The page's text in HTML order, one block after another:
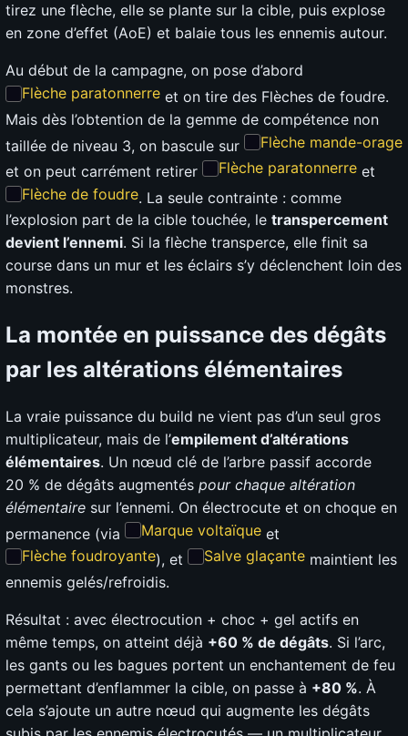
tirez une flèche, elle se plante sur la cible, puis explose
en zone d’effet (AoE) et balaie tous les ennemis autour.
Au début de la campagne, on pose d’abord
Flèche paratonnerre et on tire des Flèches de foudre.
Mais dès l’obtention de la gemme de compétence non
taillée de niveau 3, on bascule sur
Flèche mande-orage
et on peut carrément retirer
Flèche paratonnerre et
Flèche de foudre. La seule contrainte : comme
l’explosion part de la cible touchée, le transpercement
devient l’ennemi. Si la flèche transperce, elle finit sa
course dans un mur et les éclairs s’y déclenchent loin des
monstres.
La montée en puissance des dégâts
par les altérations élémentaires
La vraie puissance du build ne vient pas d’un seul gros
multiplicateur, mais de l’empilement d’altérations
élémentaires. Un nœud clé de l’arbre passif accorde
20 % de dégâts augmentés pour chaque altération
élémentaire sur l’ennemi. On électrocute et on choque en
permanence (via
Marque voltaïque et
Flèche foudroyante), et Salve glaçante maintient les
ennemis gelés/refroidis.
Résultat : avec électrocution + choc + gel actifs en
même temps, on atteint déjà +60 % de dégâts. Si l’arc,
les gants ou les bagues portent un enchantement de feu
permettant d’enflammer la cible, on passe à +80 %. À
cela s’ajoute un autre nœud qui augmente les dégâts